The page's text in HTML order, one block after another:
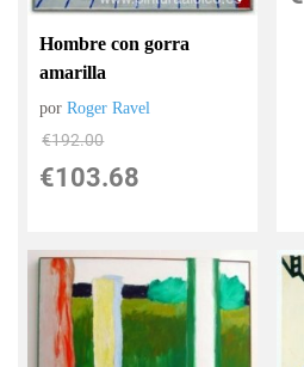
Hombre con gorra
amarilla
porRoger Ravel
€192.00
€103.68